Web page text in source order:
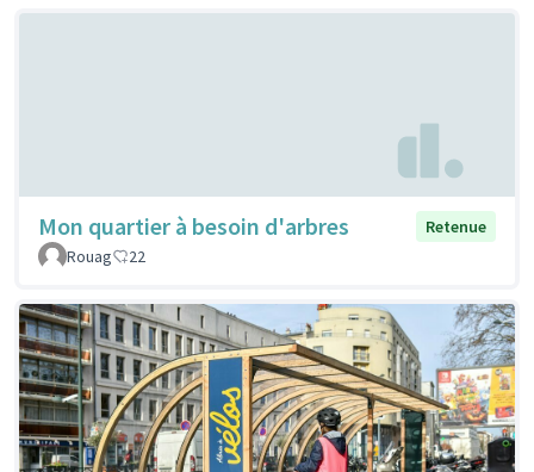
Mon quartier à besoin d'arbres
Retenue
Rouag
22